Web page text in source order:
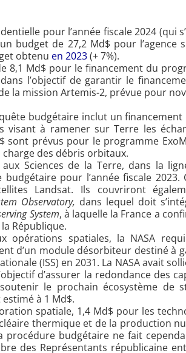
pour l’année fiscale 2024 (qui
budget de 27,2 Md$ pour l’agence
obtenu en 2023(+ 7%).
8,1 Md$ pour le financement du
l’objectif de garantir le
la mission Artemis-2, prévue pour
budgétaire inclut un financement
visant à ramener sur Terre les
sont prévus pour le programme
charge des débris orbitaux.
Sciences de la Terre, dans la
pour l’année fiscale 2023.
Landsat. Ils couvriront
Observatory, dans lequel doit
System, à laquelle la France a
République.
opérations spatiales, la NASA
d’un module désorbiteur destiné à
(ISS) en 2031. La NASA avait
d’assurer la redondance des
le prochain écosystème de
à 1 Md$.
spatiale, 1,4 Md$ pour les
thermique et de la production
procédure budgétaire ne fait
des Représentants républicaine